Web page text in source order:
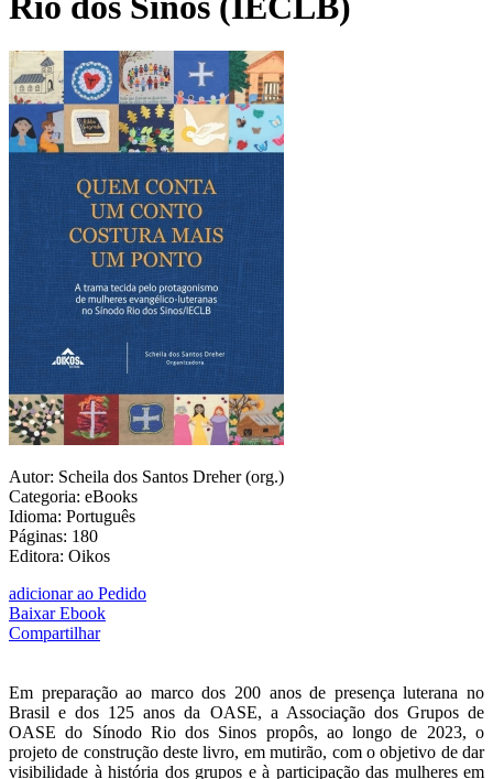
Autor: Scheila dos Santos Dreher (org.)
Categoria: eBooks
Idioma: Português
Páginas: 180
Editora: Oikos
adicionar ao Pedido
Baixar Ebook
Compartilhar
Em preparação ao marco dos 200 anos de presença luterana no
Brasil e dos 125 anos da OASE, a Associação dos Grupos de
OASE do Sínodo Rio dos Sinos propôs, ao longo de 2023, o
projeto de construção deste livro, em mutirão, com o objetivo de dar
visibilidade à história dos grupos e à participação das mulheres em